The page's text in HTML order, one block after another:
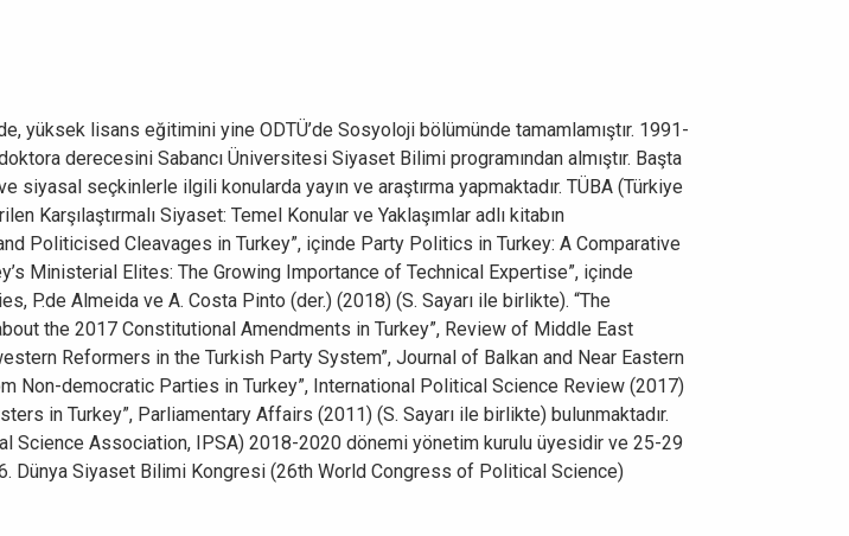
yüksek lisans eğitimini yine ODTÜ’de Sosyoloji bölümünde tamamlamıştır. 1991-
derecesini Sabancı Üniversitesi Siyaset Bilimi programından almıştır. Başta
seçkinlerle ilgili konularda yayın ve araştırma yapmaktadır. TÜBA (Türkiye
Karşılaştırmalı Siyaset: Temel Konular ve Yaklaşımlar adlı kitabın
Politicised Cleavages in Turkey”, içinde Party Politics in Turkey: A Comparative
Ministerial Elites: The Growing Importance of Technical Expertise”, içinde
P.de Almeida ve A. Costa Pinto (der.) (2018) (S. Sayarı ile birlikte). “The
the 2017 Constitutional Amendments in Turkey”, Review of Middle East
Reformers in the Turkish Party System”, Journal of Balkan and Near Eastern
Non-democratic Parties in Turkey”, International Political Science Review (2017)
in Turkey”, Parliamentary Affairs (2011) (S. Sayarı ile birlikte) bulunmaktadır.
Science Association, IPSA) 2018-2020 dönemi yönetim kurulu üyesidir ve 25-29
Dünya Siyaset Bilimi Kongresi (26th World Congress of Political Science)